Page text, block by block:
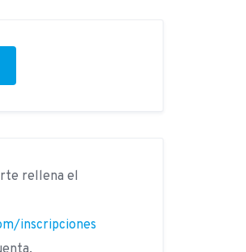
rellena el
inscripciones